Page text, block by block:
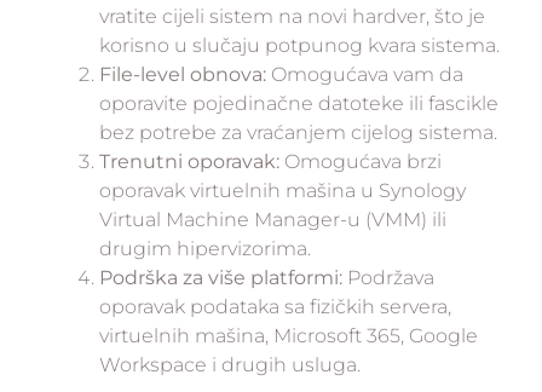
vratite cijeli sistem na novi hardver, što je
korisno u slučaju potpunog kvara sistema.
File-level obnova: Omogućava vam da
oporavite pojedinačne datoteke ili fascikle
bez potrebe za vraćanjem cijelog sistema.
Trenutni oporavak: Omogućava brzi
oporavak virtuelnih mašina u Synology
Virtual Machine Manager-u (VMM) ili
drugim hipervizorima.
Podrška za više platformi: Podržava
oporavak podataka sa fizičkih servera,
virtuelnih mašina, Microsoft 365, Google
Workspace i drugih usluga.